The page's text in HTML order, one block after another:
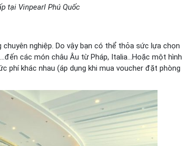
tại Vinpearl Phú Quốc
nghiệp. Do vậy bạn có thể thỏa sức lựa chọn
các món châu Âu từ Pháp, Italia…Hoặc một hình
phí khác nhau (áp dụng khi mua voucher đặt phòng